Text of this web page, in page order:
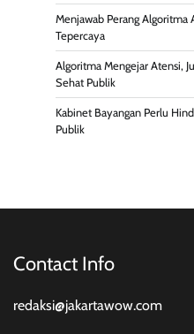
Menjawab Perang Algoritma
Tepercaya
Algoritma Mengejar Atensi,
Sehat Publik
Kabinet Bayangan Perlu
Publik
Contact Info
redaksi@jakartawow.com